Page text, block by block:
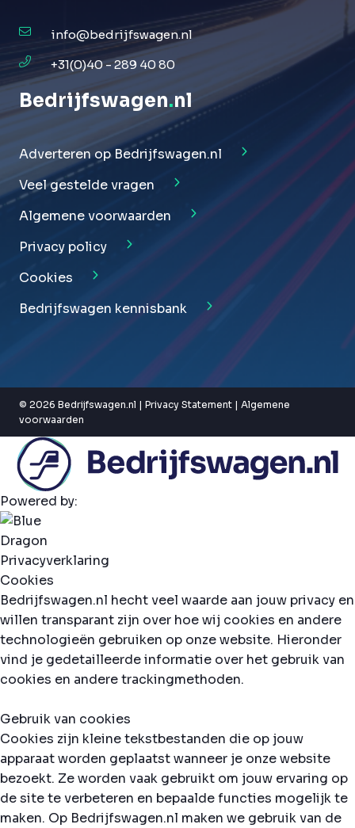
info@bedrijfswagen.nl
+31(0)40 - 289 40 80
Bedrijfswagen.nl
Adverteren op Bedrijfswagen.nl
Veel gestelde vragen
Algemene voorwaarden
Privacy policy
Cookies
Bedrijfswagen kennisbank
© 2026 Bedrijfswagen.nl | Privacy Statement | Algemene
voorwaarden
Powered by:
Privacyverklaring
Cookies
Bedrijfswagen.nl hecht veel waarde aan jouw privacy en
willen transparant zijn over hoe wij cookies en andere
technologieën gebruiken op onze website. Hieronder
vind je gedetailleerde informatie over het gebruik van
cookies en andere trackingmethoden.
Gebruik van cookies
Cookies zijn kleine tekstbestanden die op jouw
apparaat worden geplaatst wanneer je onze website
bezoekt. Ze worden vaak gebruikt om jouw ervaring op
de site te verbeteren en bepaalde functies mogelijk te
maken. Op Bedrijfswagen.nl maken we gebruik van de